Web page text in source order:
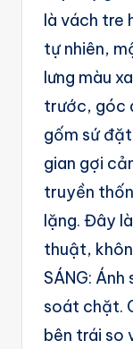
ts
là vách tre
tự nhiên,
lưng màu
trước, góc
gốm sứ
gian gợi
truyền
lặng. Đây
thuật,
SÁNG:
soát chặt.
bên trái so